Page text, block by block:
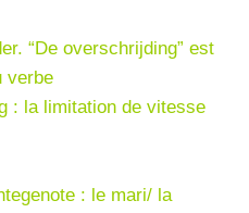
“De overschrijding” est
verbe
: la limitation de vitesse
: le mari/ la